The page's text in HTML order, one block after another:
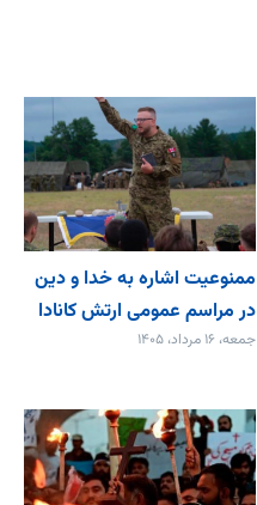
ممنوعیت اشاره به خدا و دین
در مراسم عمومی ارتش کانادا
جمعه، ۱۶ مرداد، ۱۴۰۵